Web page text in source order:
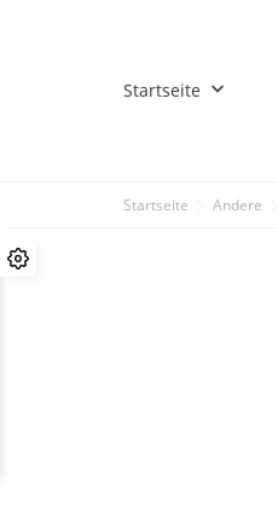
Startseite keyboard_arrow_down
Startseite Andere